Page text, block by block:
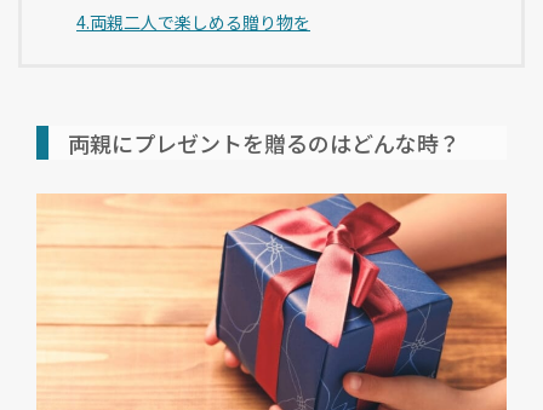
4.両親二人で楽しめる贈り物を
両親にプレゼントを贈るのはどんな時？